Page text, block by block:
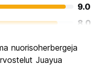
9.0
8.0
nuorisoherbergeja
Juayua